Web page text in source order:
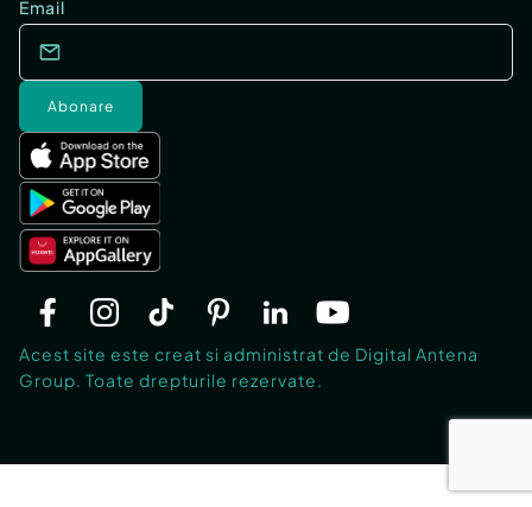
Email
Abonare
Acest site este creat si administrat de Digital Antena
Group. Toate drepturile rezervate.